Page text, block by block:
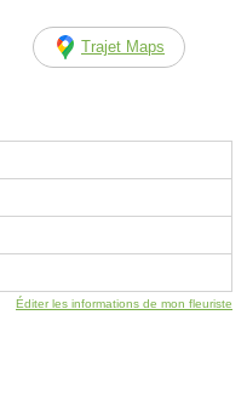
Trajet Maps
Éditer les informations de mon fleuriste